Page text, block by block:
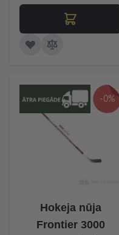
-0%
Hokeja nūja
Frontier 3000